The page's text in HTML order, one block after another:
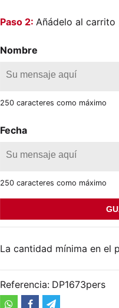
Paso 2: Añádelo al carrito
Nombre
250 caracteres como máximo
Fecha
250 caracteres como máximo
La cantidad mínima en el
Referencia: DP1673pers